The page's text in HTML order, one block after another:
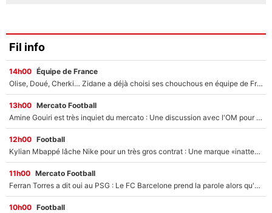
Fil info
14h00 Équipe de France
Olise, Doué, Cherki… Zidane a déjà choisi ses chouchous en équipe de France ? L’IA annonce des surprises sans Kylian Mbappé !
13h00 Mercato Football
Amine Gouiri est très inquiet du mercato : Une discussion avec l'OM pour acter son transfert !
12h00 Football
Kylian Mbappé lâche Nike pour un très gros contrat : Une marque «inattendue» va frapper très fort
11h00 Mercato Football
Ferran Torres a dit oui au PSG : Le FC Barcelone prend la parole alors qu'un transfert de l'attaquant espagnol prend forme
10h00 Football